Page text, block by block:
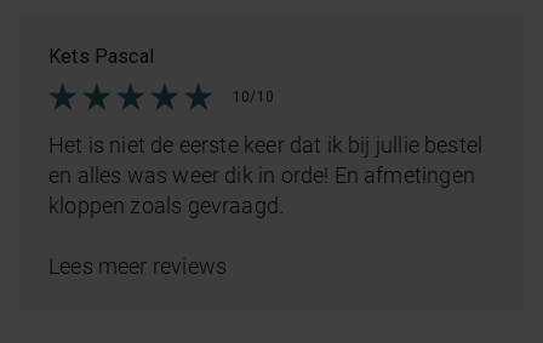
Kets Pascal
10/10
Het is niet de eerste keer dat ik bij jullie bestel
en alles was weer dik in orde! En afmetingen
kloppen zoals gevraagd.
Lees meer reviews